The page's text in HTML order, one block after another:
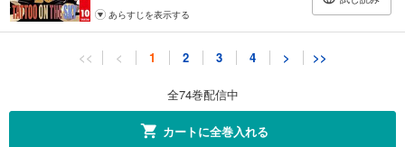
あらすじを表示する
BLEACH カラー版 11
あらすじを表示する
<< < 1 2 3 4 > >>
全74巻配信中
カートに全巻入れる